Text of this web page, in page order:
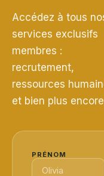
Accédez à tous
services exclusifs
membres :
recrutement,
ressources
et bien plus
PRÉNOM